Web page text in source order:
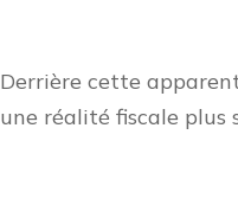
Derrière cette
une réalité fiscale plus